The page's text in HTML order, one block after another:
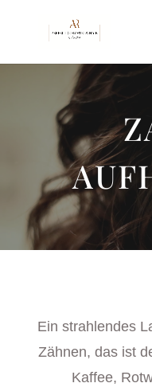
Ein strahlendes
Zähnen, das ist
Kaffee,